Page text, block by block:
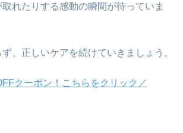
れたりする感動の瞬間が待っていま
、正しいケアを続けていきましょう。
クーポン！こちらをクリック／